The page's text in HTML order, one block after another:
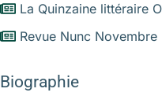
La Quinzaine littéraire
Revue Nunc Novembre
Biographie